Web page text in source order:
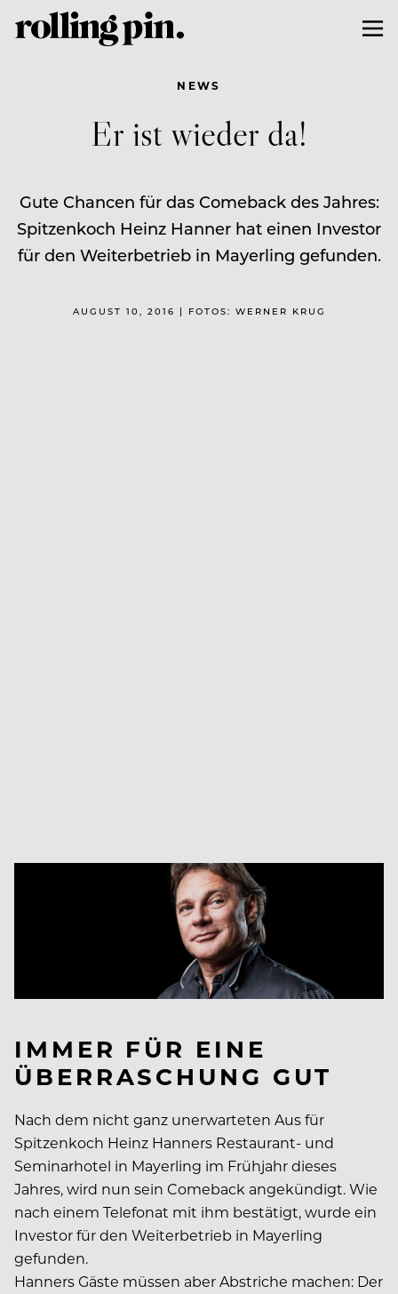
NEWS
Er ist wieder da!
Gute Chancen für das Comeback des Jahres:
Spitzenkoch Heinz Hanner hat einen Investor
für den Weiterbetrieb in Mayerling gefunden.
AUGUST 10, 2016 | FOTOS: WERNER KRUG
IMMER FÜR EINE
ÜBERRASCHUNG GUT
Nach dem nicht ganz unerwarteten Aus für
Spitzenkoch Heinz Hanners Restaurant- und
Seminarhotel in Mayerling im Frühjahr dieses
Jahres, wird nun sein Comeback angekündigt. Wie
nach einem Telefonat mit ihm bestätigt, wurde ein
Investor für den Weiterbetrieb in Mayerling
gefunden.
Hanners Gäste müssen aber Abstriche machen: Der